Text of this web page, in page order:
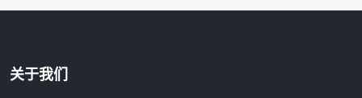
关于我们